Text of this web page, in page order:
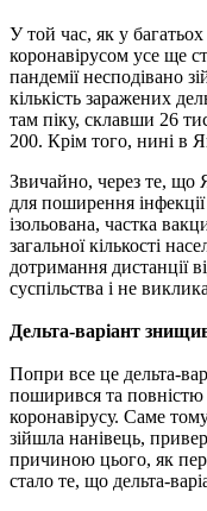
У той час, як у
коронавірусом усе ще
пандемії несподівано
кількість заражених
там піку, склавши 26
200. Крім того, нині в
Звичайно, через те, що
для поширення
ізольована, частка
загальної кількості
дотримання дистанції
суспільства і не
Дельта-варіант
Попри все це дельта-
поширився та
коронавірусу. Саме
зійшла нанівець,
причиною цього, як
стало те, що дельта-